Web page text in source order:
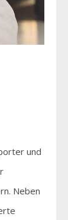
und
Neben